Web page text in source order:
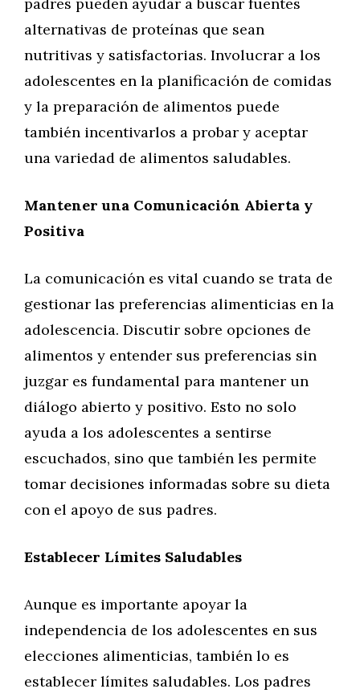
alternativas de proteínas que sean
nutritivas y satisfactorias. Involucrar a los
adolescentes en la planificación de comidas
y la preparación de alimentos puede
también incentivarlos a probar y aceptar
una variedad de alimentos saludables.
Mantener una Comunicación Abierta y
Positiva
La comunicación es vital cuando se trata de
gestionar las preferencias alimenticias en la
adolescencia. Discutir sobre opciones de
alimentos y entender sus preferencias sin
juzgar es fundamental para mantener un
diálogo abierto y positivo. Esto no solo
ayuda a los adolescentes a sentirse
escuchados, sino que también les permite
tomar decisiones informadas sobre su dieta
con el apoyo de sus padres.
Establecer Límites Saludables
Aunque es importante apoyar la
independencia de los adolescentes en sus
elecciones alimenticias, también lo es
establecer límites saludables. Los padres